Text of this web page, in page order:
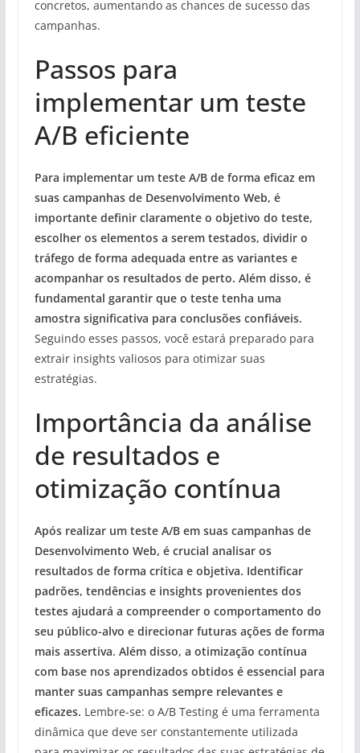
concretos, aumentando as chances de sucesso das
campanhas.
Passos para
implementar um teste
A/B eficiente
Para implementar um teste A/B de forma eficaz em
suas campanhas de Desenvolvimento Web, é
importante definir claramente o objetivo do teste,
escolher os elementos a serem testados, dividir o
tráfego de forma adequada entre as variantes e
acompanhar os resultados de perto. Além disso, é
fundamental garantir que o teste tenha uma
amostra significativa para conclusões confiáveis.
Seguindo esses passos, você estará preparado para
extrair insights valiosos para otimizar suas
estratégias.
Importância da análise
de resultados e
otimização contínua
Após realizar um teste A/B em suas campanhas de
Desenvolvimento Web, é crucial analisar os
resultados de forma crítica e objetiva. Identificar
padrões, tendências e insights provenientes dos
testes ajudará a compreender o comportamento do
seu público-alvo e direcionar futuras ações de forma
mais assertiva. Além disso, a otimização contínua
com base nos aprendizados obtidos é essencial para
manter suas campanhas sempre relevantes e
eficazes. Lembre-se: o A/B Testing é uma ferramenta
dinâmica que deve ser constantemente utilizada